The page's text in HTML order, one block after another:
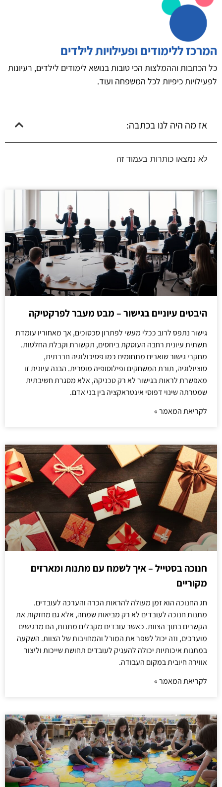
המרכז ללימודים ופעילויות לילדים
כל הכתבות וההמלצות הכי טובות בנושא לימודים לילדים, רעיונות
לפעילויות כיפיות לכל המשפחה ועוד.
אז מה היה לנו בכתבה:
לא נמצאו כותרות בעמוד זה
היבטים עיוניים בגישור – מבט מעבר לפרקטיקה
גישור נתפס לרוב ככלי מעשי לפתרון סכסוכים, אך מאחוריו עומדת
תשתית עיונית רחבה העוסקת ביחסים, תקשורת וקבלת החלטות.
מחקרי גישור שואבים מתחומים כמו פסיכולוגיה חברתית,
סוציולוגיה, תורת המשחקים ופילוסופיה מוסרית. הבנה עיונית זו
מאפשרת לראות בגישור לא רק טכניקה, אלא מסגרת חשיבתית
שמטרתה שינוי דפוסי אינטראקציה בין בני אדם.
לקריאת המאמר »
חנוכה בסטייל – איך לשמח עם מתנות ומארזים
מקוריים
חג החנוכה הוא זמן מעולה להראות הכרה והערכה לעובדים.
מתנות חנוכה לעובדים לא רק מביאות שמחה, אלא גם מחזקות את
הקשרים בתוך הצוות. כאשר עובדים מקבלים מתנות, הם מרגישים
מוערכים, וזה יכול לשפר את המורל והמחויבות של הצוות. השקעה
במתנות איכותיות יכולה להעניק לעובדים תחושת שייכות וליצור
אווירה חיובית במקום העבודה.
לקריאת המאמר »